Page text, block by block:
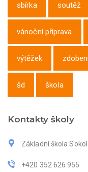
sbírka soutěž
vánoční příprava
výtěžek
šd škola
Kontakty školy
Základní škola
+420 352 626 955